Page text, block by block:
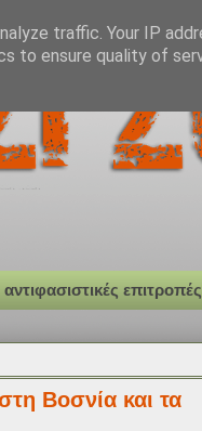
αντιφασιστικές επιτροπές
Βοσνία και τα
traffic. Your IP
to ensure quality of